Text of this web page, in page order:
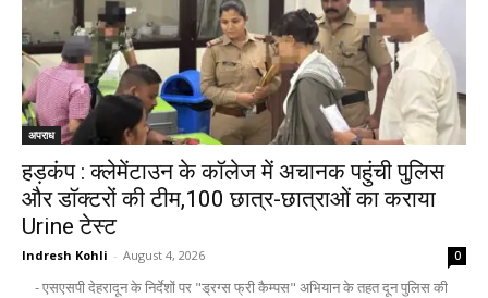
अपराध
हड़कंप : क्लेमेंटाउन के कॉलेज में अचानक पहुंची पुलिस
और डॉक्टरों की टीम,100 छात्र-छात्राओं का कराया
Urine टेस्ट
Indresh Kohli - August 4, 2026 0
- एसएसपी देहरादून के निर्देशों पर "ड्रग्स फ्री कैम्पस" अभियान के तहत दून पुलिस की